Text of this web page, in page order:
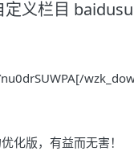
义栏目
化版，有益而无害！